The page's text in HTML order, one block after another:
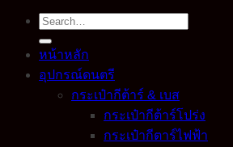
Search
for:
หน้าหลัก
อุปกรณ์ดนตรี
กระเป๋ากีต้าร์ & เบส
กระเป๋ากีต้าร์โปร่ง
กระเป๋ากีตาร์ไฟฟ้า